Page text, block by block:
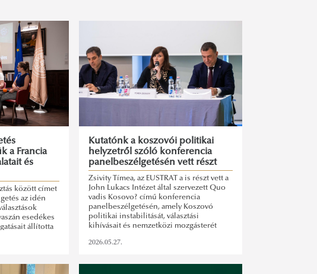
a Francia
és
között címet
az idén
esedékes
állította
Kutatónk a koszovói politikai
helyzetről szóló konferencia
panelbeszélgetésén vett részt
Zsivity Tímea, az EUSTRAT a is részt vett a
John Lukacs Intézet által szervezett Quo
vadis Kosovo? című konferencia
panelbeszélgetésén, amely Koszovó
politikai instabilitását, választási
kihívásait és nemzetközi mozgásterét
2026.05.27.